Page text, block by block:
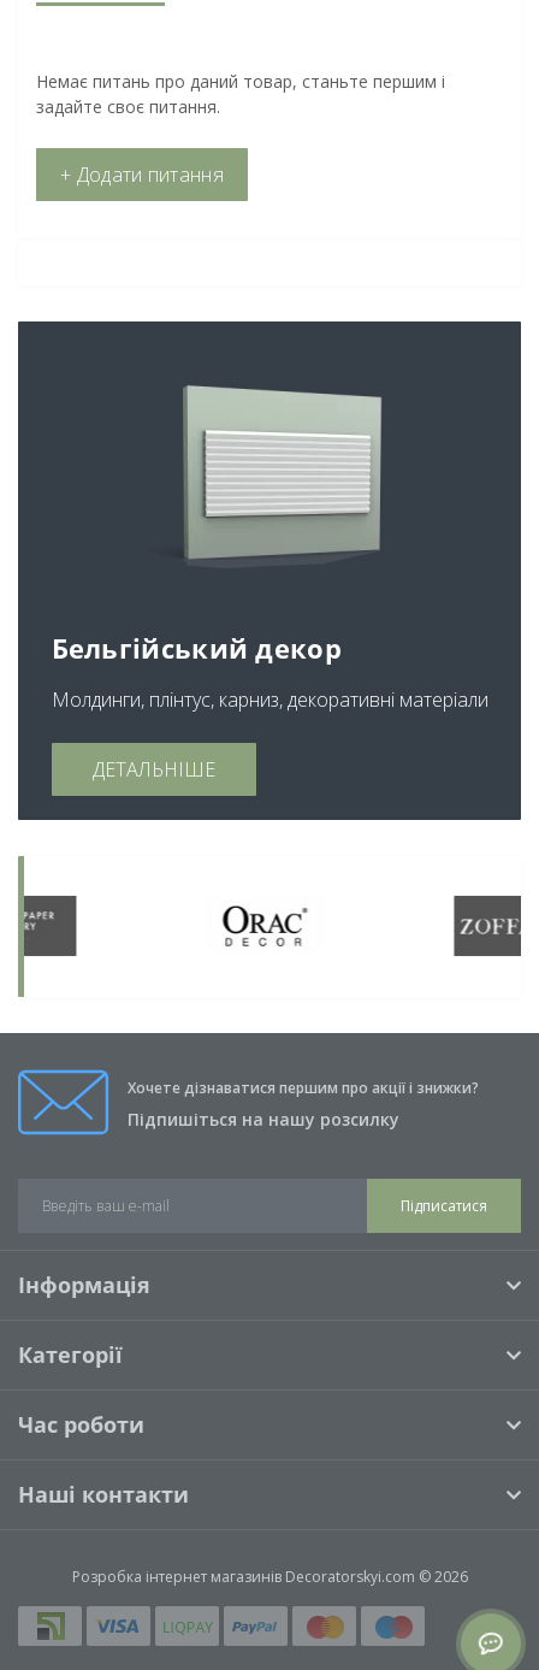
Немає питань про даний товар, станьте першим і
задайте своє питання.
+ Додати питання
Бельгійський декор
Молдинги, плінтус, карниз, декоративні матеріали
ДЕТАЛЬНІШЕ
Хочете дізнаватися першим про акції і знижки?
Підпишіться на нашу розсилку
Підписатися
Інформація
Категорії
Час роботи
Наші контакти
Розробка інтернет магазинівDecoratorskyi.com © 2026